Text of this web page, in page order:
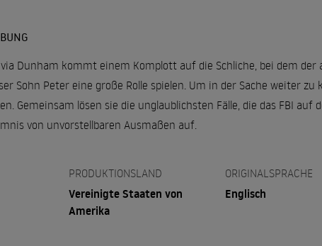
Dunham kommt einem Komplott auf die Schliche, bei dem
Sohn Peter eine große Rolle spielen. Um in der Sache weiter
Gemeinsam lösen sie die unglaublichsten Fälle, die das FBI auf
von unvorstellbaren Ausmaßen auf.
PRODUKTIONSLAND
Vereinigte Staaten von
Amerika
ORIGINALSPRACHE
Englisch